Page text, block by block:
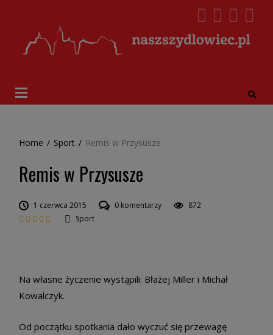
Home / Sport / Remis w Przysusze
Remis w Przysusze
1 czerwca 2015 0 komentarzy
872
Sport
Na własne życzenie wystąpili: Błażej Miller i Michał
Kowalczyk.
Od początku spotkania dało wyczuć się przewagę